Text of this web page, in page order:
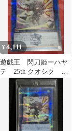
¥4,111
遊戯王 閃刀姫ーハヤ
テ 25th クオシク 絵
違い イラスト違い